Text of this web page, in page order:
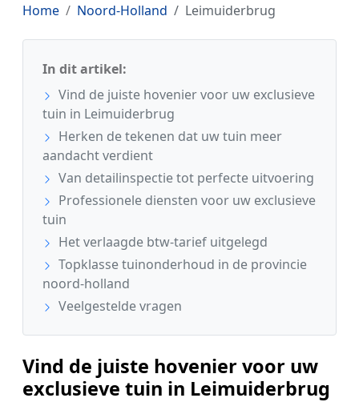
Home Noord-Holland Leimuiderbrug
In dit artikel:
Vind de juiste hovenier voor uw exclusieve
tuin in Leimuiderbrug
Herken de tekenen dat uw tuin meer
aandacht verdient
Van detailinspectie tot perfecte uitvoering
Professionele diensten voor uw exclusieve
tuin
Het verlaagde btw-tarief uitgelegd
Topklasse tuinonderhoud in de provincie
noord-holland
Veelgestelde vragen
Vind de juiste hovenier voor uw
exclusieve tuin in Leimuiderbrug